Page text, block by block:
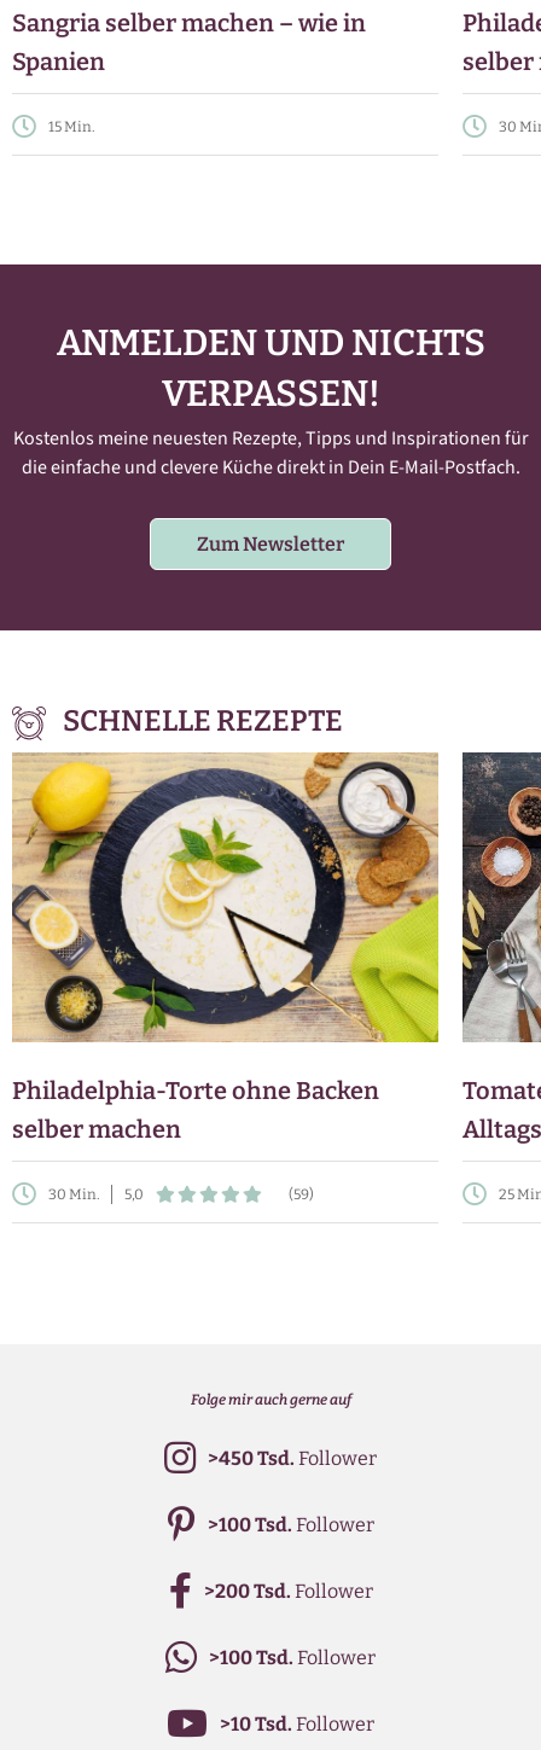
Sangria selber machen – wie in
Spanien
15 Min.
selber
30
ANMELDEN UND NICHTS
VERPASSEN!
Kostenlos meine neuesten Rezepte, Tipps und Inspirationen für
die einfache und clevere Küche direkt in Dein E-Mail-Postfach.
Zum Newsletter
SCHNELLE REZEPTE
Philadelphia-Torte ohne Backen
selber machen
30 Min. 5,0 (59) 25
Folge mir auch gerne auf
>450 Tsd. Follower
>100 Tsd. Follower
>200 Tsd. Follower
>100 Tsd. Follower
>10 Tsd. Follower